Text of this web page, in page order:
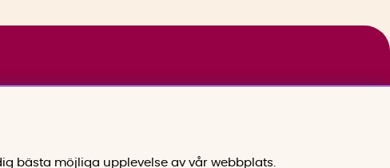
bästa möjliga upplevelse av vår webbplats.